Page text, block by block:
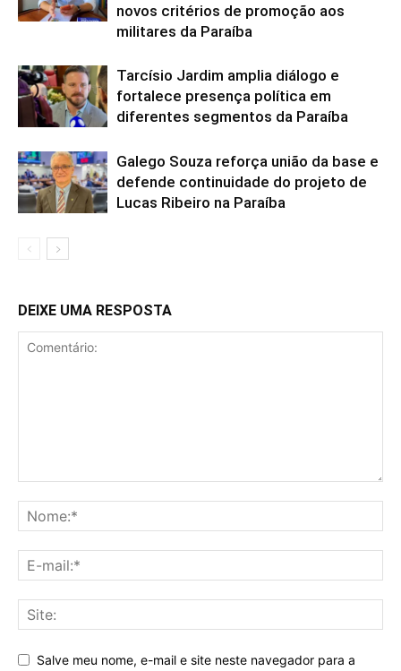
novos critérios de promoção aos
militares da Paraíba
Tarcísio Jardim amplia diálogo e
fortalece presença política em
diferentes segmentos da Paraíba
Galego Souza reforça união da base e
defende continuidade do projeto de
Lucas Ribeiro na Paraíba
DEIXE UMA RESPOSTA
Salve meu nome, e-mail e site neste navegador para a